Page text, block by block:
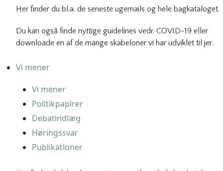
Her finder du bl.a. de seneste ugemails og hele bagkataloget.
Du kan også finde nyttige guidelines vedr. COVID-19 eller
downloade en af de mange skabeloner vi har udviklet til jer.
Vi mener
Vi mener
Politikpapirer
Debatindlæg
Høringssvar
Publikationer